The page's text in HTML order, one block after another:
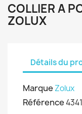
COLLIER A
ZOLUX
Détails du
Marque Zolux
Référence